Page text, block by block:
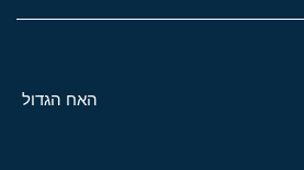
האח הגדול